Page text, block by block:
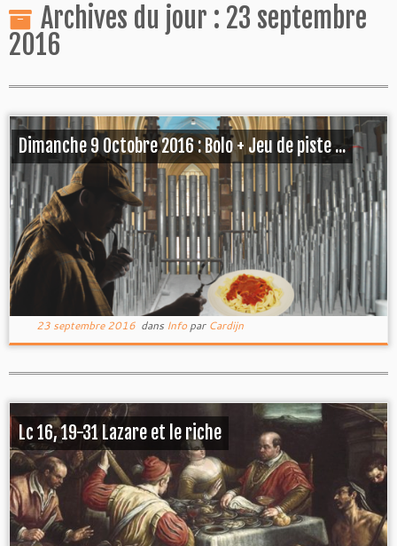
Archives du jour : 23 septembre
2016
Dimanche 9 Octobre 2016 : Bolo + Jeu de piste ...
23 septembre 2016dans Info par Cardijn
Lc 16, 19-31 Lazare et le riche